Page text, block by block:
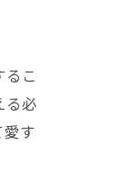
こ
る必
す